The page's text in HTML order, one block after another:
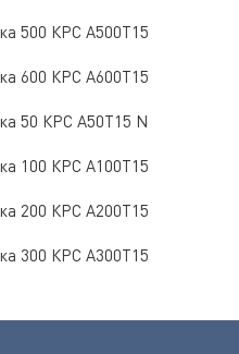
500 КРС А500Т15
600 КРС А600Т15
50 КРС А50Т15 N
100 КРС А100Т15
200 КРС А200Т15
300 КРС А300Т15